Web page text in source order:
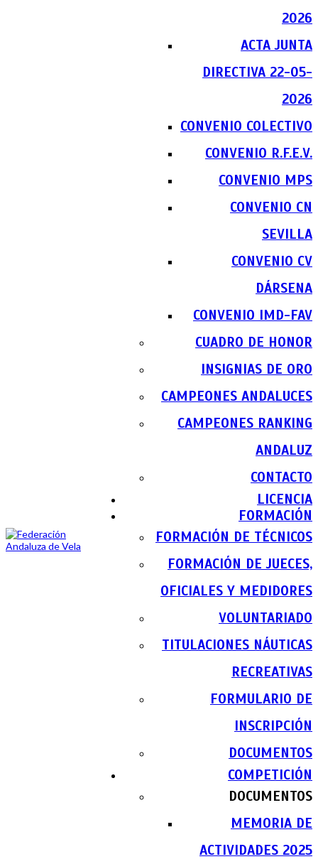
2026
ACTA JUNTA
DIRECTIVA 22-05-
2026
CONVENIO COLECTIVO
CONVENIO R.F.E.V.
CONVENIO MPS
CONVENIO CN
SEVILLA
CONVENIO CV
DÁRSENA
CONVENIO IMD-FAV
CUADRO DE HONOR
INSIGNIAS DE ORO
CAMPEONES ANDALUCES
CAMPEONES RANKING
ANDALUZ
CONTACTO
LICENCIA
FORMACIÓN
FORMACIÓN DE TÉCNICOS
FORMACIÓN DE JUECES,
OFICIALES Y MEDIDORES
VOLUNTARIADO
TITULACIONES NÁUTICAS
RECREATIVAS
FORMULARIO DE
INSCRIPCIÓN
DOCUMENTOS
COMPETICIÓN
DOCUMENTOS
MEMORIA DE
ACTIVIDADES 2025